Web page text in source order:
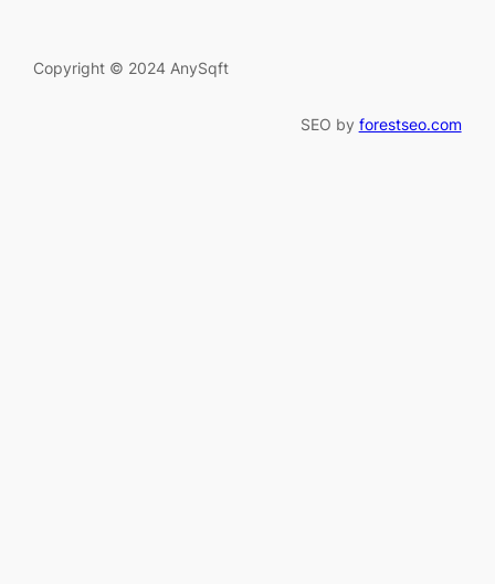
Copyright © 2024 AnySqft
SEO by forestseo.com